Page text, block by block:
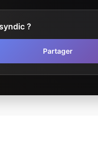
?
Partager